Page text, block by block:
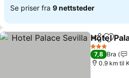
Se priser fra 9 nettsteder
Del Legg
Hotel
3 Stjerner
7,8 Bra
0.9 km til